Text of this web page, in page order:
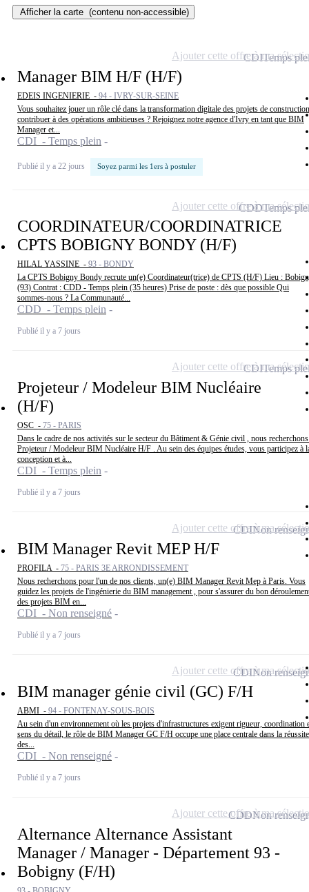
Afficher la carte (contenu non-accessible)
Manager BIM H/F (H/F)
EDEIS INGENIERIE - 94 - IVRY-SUR-SEINE
Vous souhaitez jouer un rôle clé dans la transformation digitale des projets de
contribuer à des opérations ambitieuses ? Rejoignez notre agence d'Ivry en tant que BIM
Manager et...
CDI - Temps plein
Publié il y a 22 jours Soyez parmi les 1ers à postuler
CDITemps
Ajouter cette offre à ma
COORDINATEUR/COORDINATRICE
CPTS BOBIGNY BONDY (H/F)
HILAL YASSINE - 93 - BONDY
La CPTS Bobigny Bondy recrute un(e) Coordinateur(trice) de CPTS (H/F) Lieu :
(93) Contrat : CDD - Temps plein (35 heures) Prise de poste : dès que possible Qui
sommes-nous ? La Communauté...
CDD - Temps plein
Publié il y a 7 jours
CDDTemps
Ajouter cette offre à ma
Projeteur / Modeleur BIM Nucléaire
(H/F)
OSC - 75 - PARIS
Dans le cadre de nos activités sur le secteur du Bâtiment & Génie civil , nous
Projeteur / Modeleur BIM Nucléaire H/F . Au sein des équipes études, vous participez à
conception et à...
CDI - Temps plein
Publié il y a 7 jours
CDITemps
Ajouter cette offre à ma
BIM Manager Revit MEP H/F
PROFILA - 75 - PARIS 3E ARRONDISSEMENT
Nous recherchons pour l'un de nos clients, un(e) BIM Manager Revit Mep à Paris. Vous
guidez les projets de l'ingénierie du BIM management , pour s'assurer du bon
des projets BIM en...
CDI - Non renseigné
Publié il y a 7 jours
CDINon
Ajouter cette offre à ma
BIM manager génie civil (GC) F/H
ABMI - 94 - FONTENAY-SOUS-BOIS
Au sein d'un environnement où les projets d'infrastructures exigent rigueur, coordination
sens du détail, le rôle de BIM Manager GC F/H occupe une place centrale dans la réussite
des...
CDI - Non renseigné
Publié il y a 7 jours
CDINon
Ajouter cette offre à ma
Alternance Alternance Assistant
Manager / Manager - Département 93 -
Bobigny (F/H)
CDDNon
Ajouter cette offre à ma